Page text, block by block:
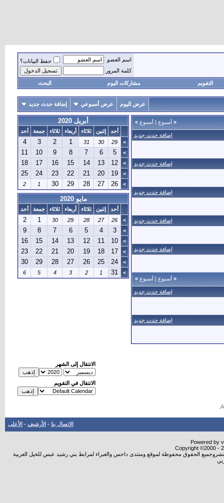
اسم العضو
حفظ البيانات؟
كلمة المرور
التقويم مشاركات اليوم البحث
عرض اليوم عرض أسبوعي إضافة حدث جديد
« أسبوع | أسبوع »
إضافة حدث جديد
إضافة حدث جديد
إضافة حدث جديد
إضافة حدث جديد
إضافة حدث جديد
« أسبوع | أسبوع »
إضافة حدث جديد
إضافة حدث جديد
أبريل 2020
أحد إثنين ثلاثاء أربعاء ثلاثاء جمعة
أحد
>
29
30
31
1
2
3
4
>
5
6
7
8
9
10
11
>
12
13
14
15
16
17
18
>
19
20
21
22
23
24
25
>
26
27
28
29
30
1
2
مايو 2020
أحد إثنين ثلاثاء أربعاء ثلاثاء جمعة
أحد
>
26
27
28
29
30
1
2
>
3
4
5
6
7
8
9
>
10
11
12
13
14
15
16
>
17
18
19
20
21
22
23
>
24
25
26
27
28
29
30
>
31
1
2
3
4
5
6
الانتقال إلى الشهر
الانتقال في التقويم
الاتصال بنا - الأرشيف - الأعلى
Powered by
Copyright ©2000 -
الحقوق محفوظة لموقع ومنتدى داحس والغبراء لمرابط بني رشيد عبس للخيل العربية